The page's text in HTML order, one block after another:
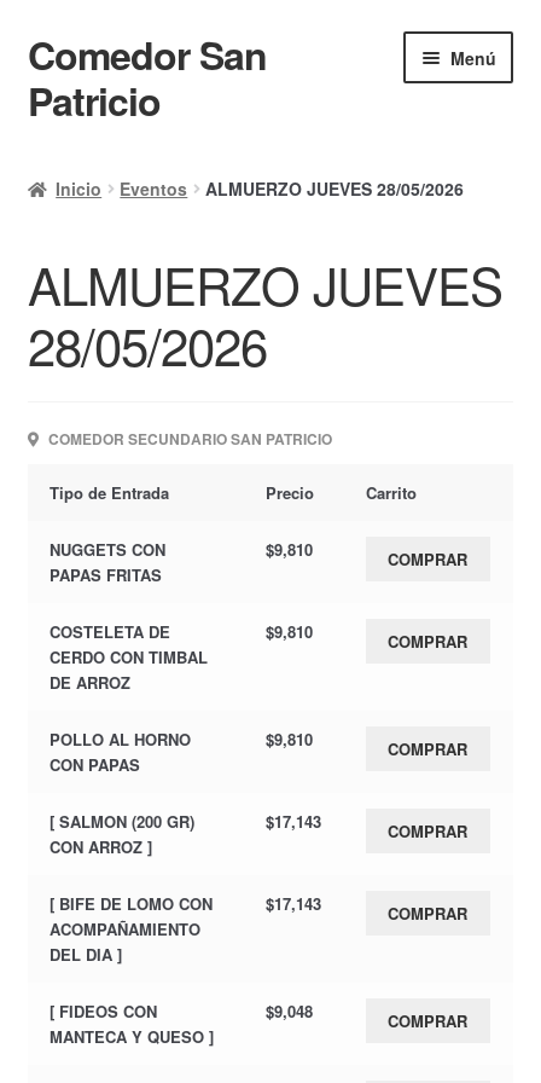
Ir
a
la
Ir
al
contenido
Comedor San
Patricio
Menú
Calendario
Mi cuenta
Ayuda Rapida
Finalizar compra
Inicio Eventos ALMUERZO JUEVES 28/05/2026
ALMUERZO JUEVES
28/05/2026
COMEDOR SECUNDARIO SAN PATRICIO
Tipo de Entrada Precio Carrito
NUGGETS CON
PAPAS FRITAS
$9,810 COMPRAR
COSTELETA DE
CERDO CON TIMBAL
DE ARROZ
$9,810 COMPRAR
POLLO AL HORNO
CON PAPAS
$9,810 COMPRAR
[ SALMON (200 GR)
CON ARROZ ]
$17,143 COMPRAR
[ BIFE DE LOMO CON
ACOMPAÑAMIENTO
DEL DIA ]
$17,143 COMPRAR
[ FIDEOS CON
MANTECA Y QUESO ]
$9,048 COMPRAR